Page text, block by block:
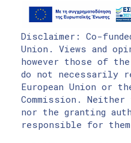
Disclaimer: Co-
Union. Views and
however those of
do not necessarily
European Union or
Commission. Neither
nor the granting
responsible for